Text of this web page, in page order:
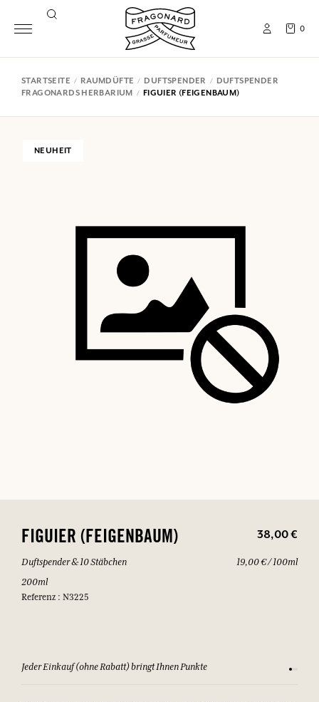
0
STARTSEITE RAUMDÜFTE DUFTSPENDER
DUFTSPENDER
FRAGONARDS HERBARIUM
FIGUIER (FEIGENBAUM)
NEUHEIT
FIGUIER (FEIGENBAUM) 38,00 €
Duftspender & 10 Stäbchen
200ml
Referenz : N3225
19,00 € / 100ml
Jeder Einkauf (ohne Rabatt) bringt Ihnen Punkte Sehen